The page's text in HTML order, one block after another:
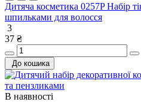
Дитяча косметика 0257P Набір
шпильками для волосся
3
37 ₴
До кошика
В наявності